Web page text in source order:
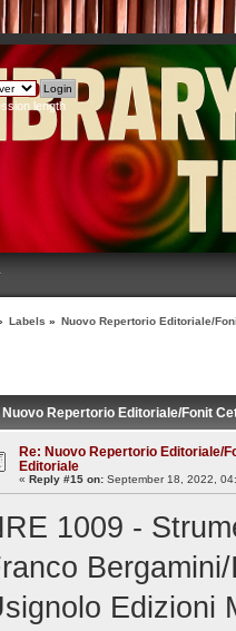
length
Labels » Nuovo Repertorio Editoriale/
Nuovo Repertorio Editoriale/Fonit
Re: Nuovo Repertorio Editoriale/
Editoriale
«Reply #15 on: September 18, 2022,
1009 -
Edizioni